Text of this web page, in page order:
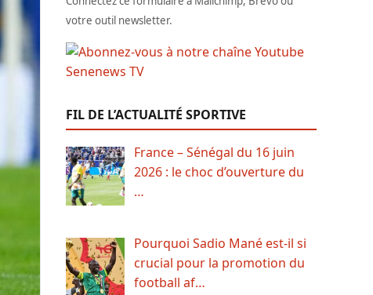
votre outil newsletter.
FIL DE L’ACTUALITÉ SPORTIVE
France – Sénégal du 16 juin
2026 : le choc d’ouverture du
…
Pourquoi Sadio Mané est-il si
crucial pour la promotion du
football af…